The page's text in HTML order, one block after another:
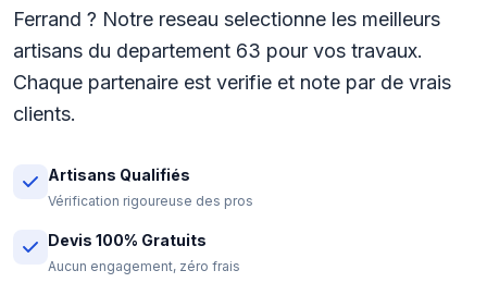
Ferrand ? Notre reseau selectionne les meilleurs
artisans du departement 63 pour vos travaux.
Chaque partenaire est verifie et note par de vrais
clients.
Artisans Qualifiés
Vérification rigoureuse des pros
Devis 100% Gratuits
Aucun engagement, zéro frais